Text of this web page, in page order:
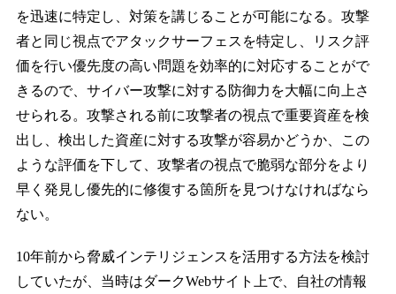
を迅速に特定し、対策を講じることが可能になる。攻撃
者と同じ視点でアタックサーフェスを特定し、リスク評
価を行い優先度の高い問題を効率的に対応することがで
きるので、サイバー攻撃に対する防御力を大幅に向上さ
せられる。攻撃される前に攻撃者の視点で重要資産を検
出し、検出した資産に対する攻撃が容易かどうか、この
ような評価を下して、攻撃者の視点で脆弱な部分をより
早く発見し優先的に修復する箇所を見つけなければなら
ない。
10年前から脅威インテリジェンスを活用する方法を検討
していたが、当時はダークWebサイト上で、自社の情報